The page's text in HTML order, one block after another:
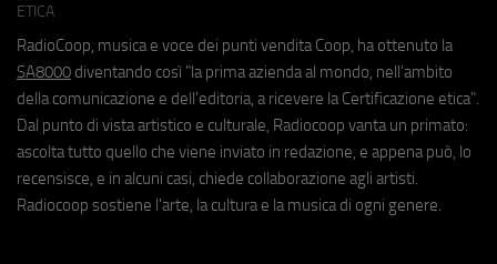
ETICA
RadioCoop, musica e voce dei punti vendita Coop, ha ottenuto la
SA8000 diventando così "la prima azienda al mondo, nell'ambito
della comunicazione e dell'editoria, a ricevere la Certificazione etica".
Dal punto di vista artistico e culturale, Radiocoop vanta un primato:
ascolta tutto quello che viene inviato in redazione, e appena può, lo
recensisce, e in alcuni casi, chiede collaborazione agli artisti.
Radiocoop sostiene l'arte, la cultura e la musica di ogni genere.